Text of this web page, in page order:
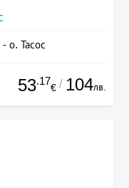
о. Тасос
53.17
€ / 104лв.